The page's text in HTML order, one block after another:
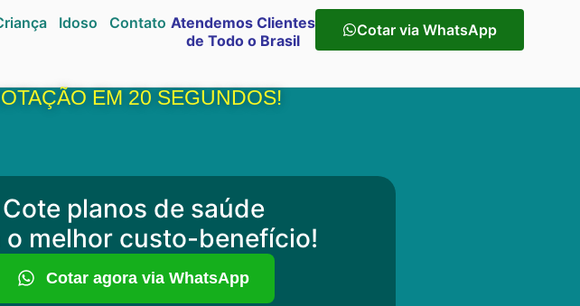
Idoso Contato Atendemos Clientes
de Todo o Brasil
Cotar via WhatsApp
EM 20 SEGUNDOS!
Cote planos de saúde
o melhor custo-benefício!
Cotar agora via WhatsApp